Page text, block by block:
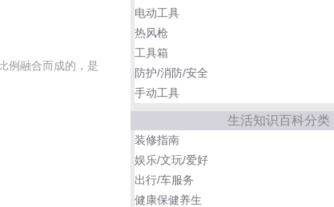
例融合而成的，是
电动工具
热风枪
工具箱
防护/消防/安全
手动工具
生活知识百科分类
装修指南
娱乐/文玩/爱好
出行/车服务
健康保健养生